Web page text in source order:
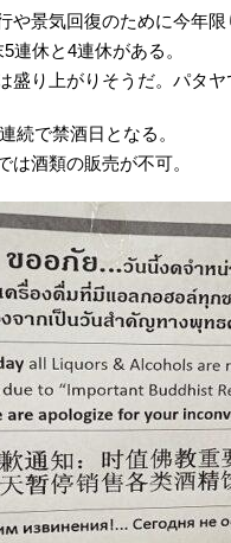
や景気回復のために今年限
連休と4連休がある。
盛り上がりそうだ。パタヤ
続で禁酒日となる。
は酒類の販売が不可。